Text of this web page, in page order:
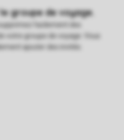
facilement des
votre groupe de voyage. Vous
ajouter des invités.